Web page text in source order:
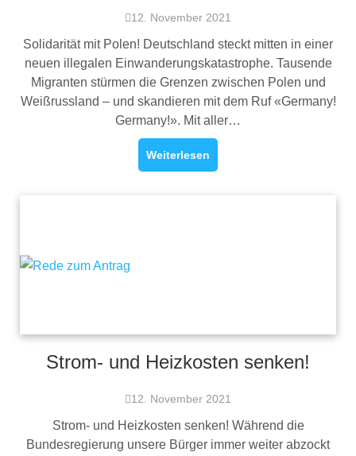
12. November 2021
Solidarität mit Polen! Deutschland steckt mitten in einer
neuen illegalen Einwanderungskatastrophe. Tausende
Migranten stürmen die Grenzen zwischen Polen und
Weißrussland – und skandieren mit dem Ruf «Germany!
Germany!». Mit aller…
Weiterlesen
Strom- und Heizkosten senken!
12. November 2021
Strom- und Heizkosten senken! Während die
Bundesregierung unsere Bürger immer weiter abzockt